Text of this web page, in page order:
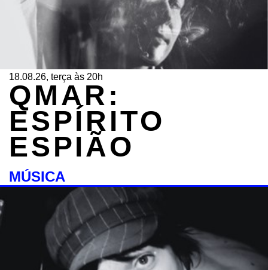
18.08.26, terça às 20h
QMAR:
ESPÍRITO
ESPIÃO
MÚSICA